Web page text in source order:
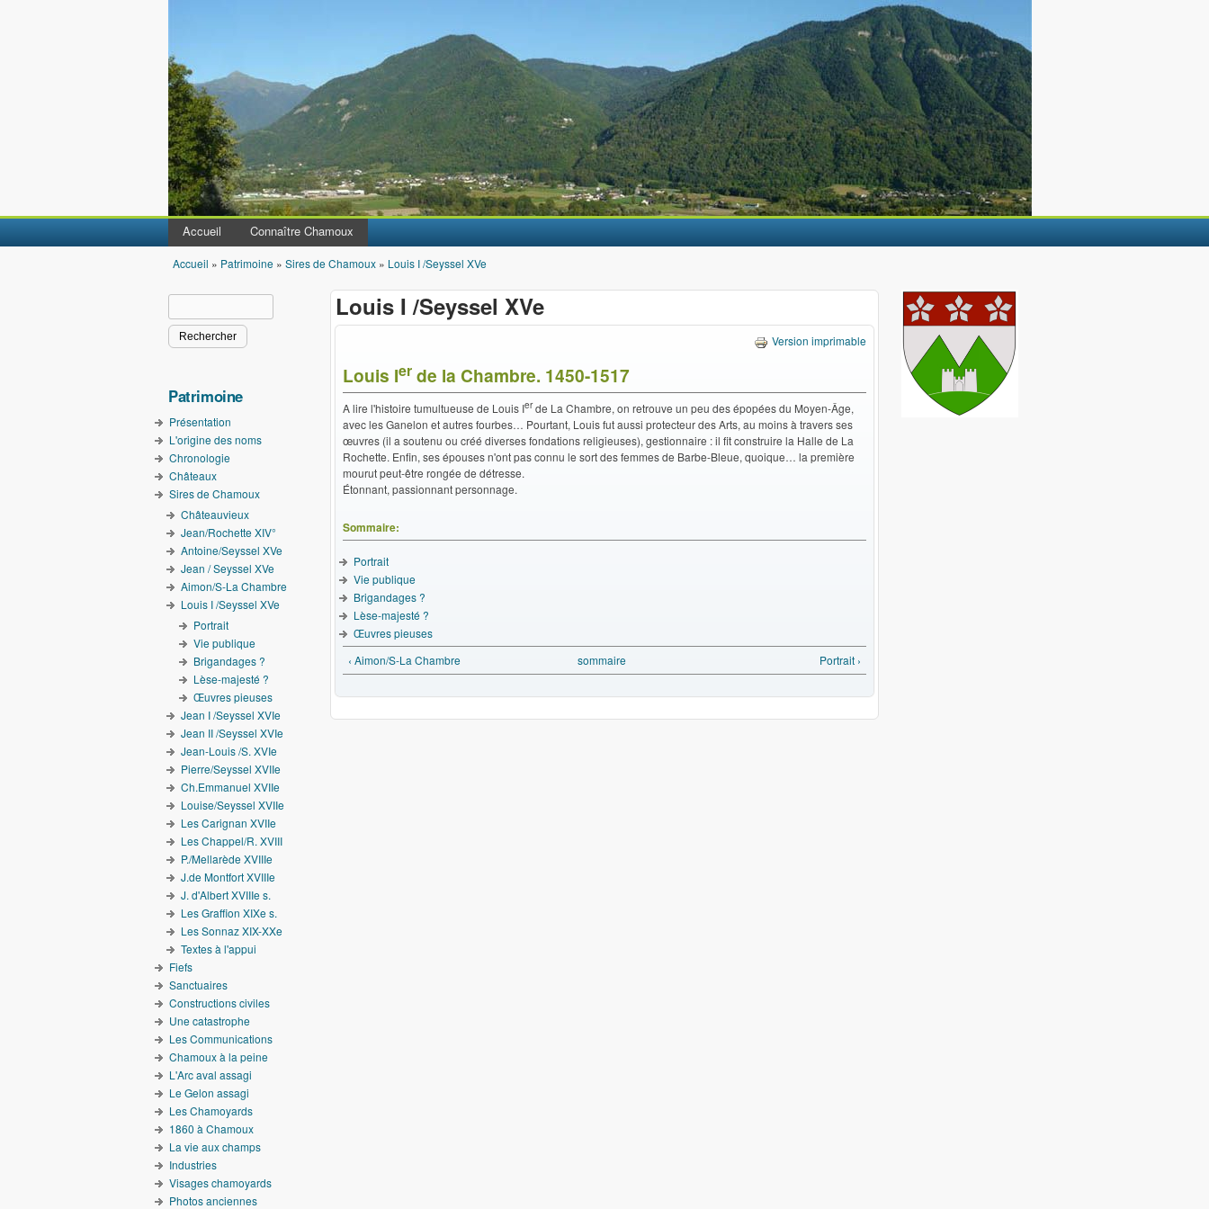
Accueil Connaître Chamoux
Vous êtes ici
Accueil » Patrimoine » Sires de Chamoux » Louis I /Seyssel XVe
Louis I /Seyssel XVe
Version imprimable
Louis Ier de la Chambre. 1450-1517
A lire l'histoire tumultueuse de Louis Ierde La Chambre, on retrouve un peu des épopées du Moyen-Âge,
avec les Ganelon et autres fourbes… Pourtant, Louis fut aussi protecteur des Arts, au moins à travers ses
œuvres (il a soutenu ou créé diverses fondations religieuses), gestionnaire : il fit construire la Halle de La
Rochette. Enfin, ses épouses n'ont pas connu le sort des femmes de Barbe-Bleue, quoique… la première
mourut peut-être rongée de détresse.
Étonnant, passionnant personnage.
Sommaire:
Portrait
Vie publique
Brigandages ?
Lèse-majesté ?
Œuvres pieuses
‹ Aimon/S-La Chambre
sommaire Portrait ›
Formulaire de recherche
Patrimoine
Présentation
L'origine des noms
Chronologie
Châteaux
Sires de Chamoux
Châteauvieux
Jean/Rochette XIV°
Antoine/Seyssel XVe
Jean / Seyssel XVe
Aimon/S-La Chambre
Louis I /Seyssel XVe
Portrait
Vie publique
Brigandages ?
Lèse-majesté ?
Œuvres pieuses
Jean I /Seyssel XVIe
Jean II /Seyssel XVIe
Jean-Louis /S. XVIe
Pierre/Seyssel XVIIe
Ch.Emmanuel XVIIe
Louise/Seyssel XVIIe
Les Carignan XVIIe
Les Chappel/R. XVIII
P./Mellarède XVIIIe
J.de Montfort XVIIIe
J. d'Albert XVIIIe s.
Les Graffion XIXe s.
Les Sonnaz XIX-XXe
Textes à l'appui
Fiefs
Sanctuaires
Constructions civiles
Une catastrophe
Les Communications
Chamoux à la peine
L'Arc aval assagi
Le Gelon assagi
Les Chamoyards
1860 à Chamoux
La vie aux champs
Industries
Visages chamoyards
Photos anciennes